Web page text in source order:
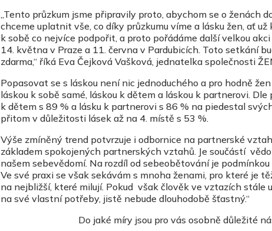
„Tento průzkum jsme připravily proto, abychom se o ženách
chceme uplatnit vše, co díky průzkumu víme a lásku žen, ať
k sobě co nejvíce podpořit, a proto pořádáme další velkou akci
14. května v Praze a 11. června v Pardubicích. Toto setkání
zdarma,“ říká Eva Čejková Vašková, jednatelka společnosti
Popasovat se s láskou není nic jednoduchého a pro hodně
láskou k sobě samé, láskou k dětem a láskou k partnerovi.
k dětem s 89 % a lásku k partnerovi s 86 % na piedestal
přitom v důležitosti lásek až na 4. místě s 53 %.
Výše zmíněný trend potvrzuje i odbornice na partnerské
základem spokojených partnerských vztahů. Je součástí
našem sebevědomí. Na rozdíl od sebeobětování je
Ve své praxi se však sekávám s mnoha ženami, pro které je
na nejbližší, které milují. Pokud však člověk ve vztazích stále
na své vlastní potřeby, jistě nebude dlouhodobě šťastný.“
Do jaké míry jsou pro vás osobně důležité